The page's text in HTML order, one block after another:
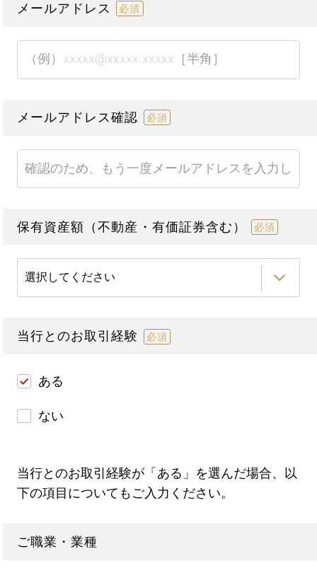
メールアドレス 必須
メールアドレス確認 必須
保有資産額（不動産・有価証券含む） 必須
当行とのお取引経験 必須
ある
ない
当行とのお取引経験が「ある」を選んだ場合、以
下の項目についてもご入力ください。
ご職業・業種